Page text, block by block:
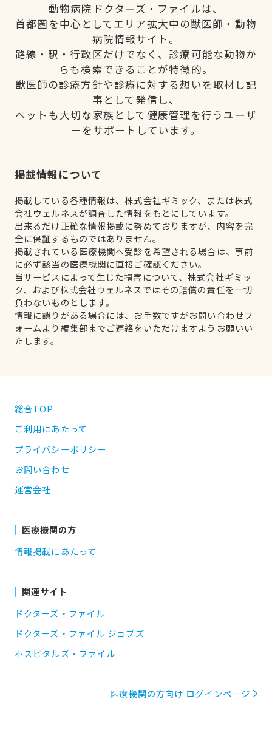
動物病院ドクターズ・ファイルは、
首都圏を中心としてエリア拡大中の獣医師・動物
病院情報サイト。
路線・駅・行政区だけでなく、診療可能な動物か
らも検索できることが特徴的。
獣医師の診療方針や診療に対する想いを取材し記
事として発信し、
ペットも大切な家族として健康管理を行うユーザ
ーをサポートしています。
掲載情報について
掲載している各種情報は、株式会社ギミック、または株式
会社ウェルネスが調査した情報をもとにしています。
出来るだけ正確な情報掲載に努めておりますが、内容を完
全に保証するものではありません。
掲載されている医療機関へ受診を希望される場合は、事前
に必ず該当の医療機関に直接ご確認ください。
当サービスによって生じた損害について、株式会社ギミッ
ク、および株式会社ウェルネスではその賠償の責任を一切
負わないものとします。
情報に誤りがある場合には、お手数ですがお問い合わせフ
ォームより編集部までご連絡をいただけますようお願いい
たします。
総合TOP
ご利用にあたって
プライバシーポリシー
お問い合わせ
運営会社
医療機関の方
情報掲載にあたって
関連サイト
ドクターズ・ファイル
ドクターズ・ファイル ジョブズ
ホスピタルズ・ファイル
医療機関の方向け ログインページ